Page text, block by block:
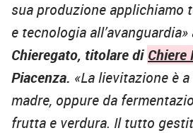
sua produzione applichiamo
e tecnologia
Chieregato, titolare di Chiere
Piacenza. «La lievitazione è
madre, oppure da
frutta e verdura. Il tutto